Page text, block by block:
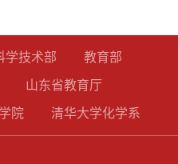
学技术部 教育部
山东省教育厅
院 清华大学化学系